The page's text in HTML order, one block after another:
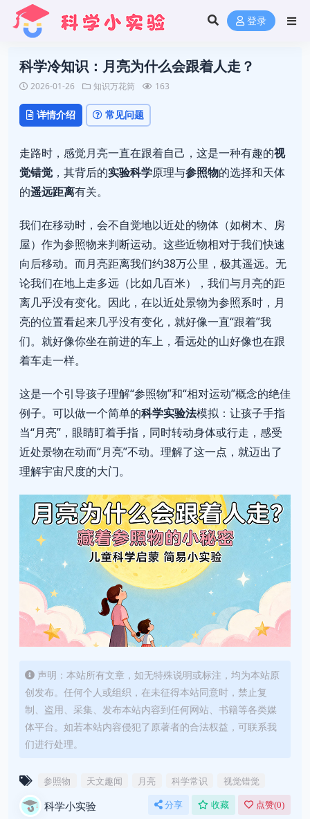
登录
科学冷知识：月亮为什么会跟着人走？
2026-01-26 知识万花筒 163
详情介绍 常见问题
走路时，感觉月亮一直在跟着自己，这是一种有趣的视
觉错觉 ，其背后的实验科学原理与参照物的选择和天体
的遥远距离有关。
我们在移动时，会不自觉地以近处的物体（如树木、房
屋）作为参照物来判断运动。这些近物相对于我们快速
向后移动。而月亮距离我们约38万公里，极其遥远。无
论我们在地上走多远（比如几百米），我们与月亮的距
离几乎没有变化。因此，在以近处景物为参照系时，月
亮的位置看起来几乎没有变化，就好像一直“跟着”我
们。就好像你坐在前进的车上，看远处的山好像也在跟
着车走一样。
这是一个引导孩子理解“参照物”和“相对运动”概念的绝佳
例子。可以做一个简单的科学实验法模拟：让孩子手指
当“月亮”，眼睛盯着手指，同时转动身体或行走，感受
近处景物在动而“月亮”不动。理解了这一点，就迈出了
理解宇宙尺度的大门。
声明：本站所有文章，如无特殊说明或标注，均为本站原
创发布。任何个人或组织，在未征得本站同意时，禁止复
制、盗用、采集、发布本站内容到任何网站、书籍等各类媒
体平台。如若本站内容侵犯了原著者的合法权益，可联系我
们进行处理。
参照物 天文趣闻 月亮 科学常识 视觉错觉
科学小实验 分享 收藏 点赞(0)